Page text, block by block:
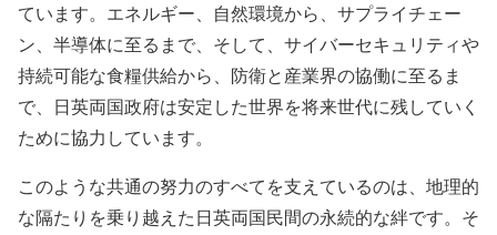
ています。エネルギー、自然環境から、サプライチェー
ン、半導体に至るまで、そして、サイバーセキュリティや
持続可能な食糧供給から、防衛と産業界の協働に至るま
で、日英両国政府は安定した世界を将来世代に残していく
ために協力しています。
このような共通の努力のすべてを支えているのは、地理的
な隔たりを乗り越えた日英両国民間の永続的な絆です。そ